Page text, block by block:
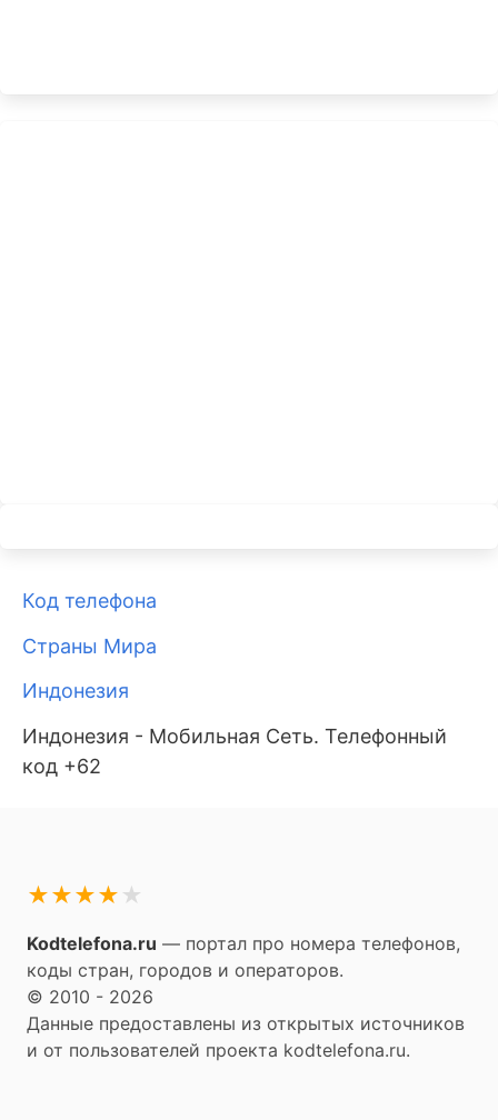
Код телефона
Страны Мира
Индонезия
Индонезия - Мобильная Сеть. Телефонный
код +62
★
★
★
★
★
Kodtelefona.ru — портал про номера телефонов,
коды стран, городов и операторов.
© 2010 - 2026
Данные предоставлены из открытых источников
и от пользователей проекта kodtelefona.ru.